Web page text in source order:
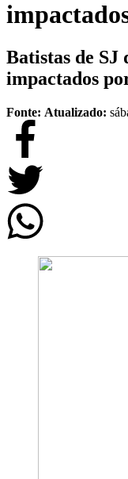
Batistas de SJ
impactados
Fonte: Atualizado: